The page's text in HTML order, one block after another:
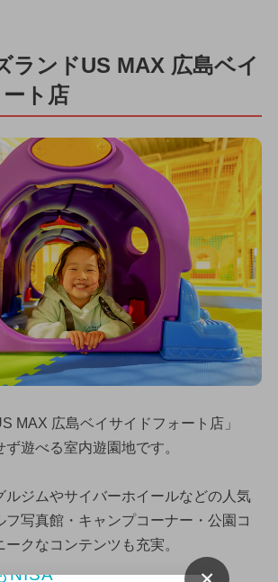
ランドUS MAX 広島ベイ
ト店
MAX 広島ベイサイドフォート店」
遊べる室内遊園地です。
ルジムやサイバーホイールなどの人気
フ写真館・キャンプコーナー・公園コ
クなコンテンツも充実。